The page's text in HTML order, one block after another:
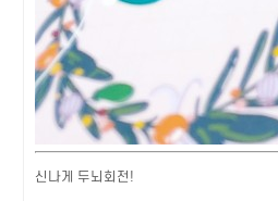
신나게 두뇌회전!